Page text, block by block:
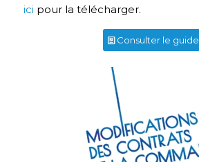
ici pour la télécharger.
Consulter le guide